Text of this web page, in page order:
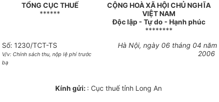
TỔNG CỤC THUẾ
******
CỘNG HOÀ XÃ HỘI CHỦ NGHĨA
VIỆT NAM
Độc lập - Tự do - Hạnh phúc
********
Số: 1230/TCT-TS
V/v: Chính sách thu, nộp lệ phí trước
bạ
Hà Nội, ngày 06 tháng 04 năm
2006
Kính gửi: : Cục thuế tỉnh Long An